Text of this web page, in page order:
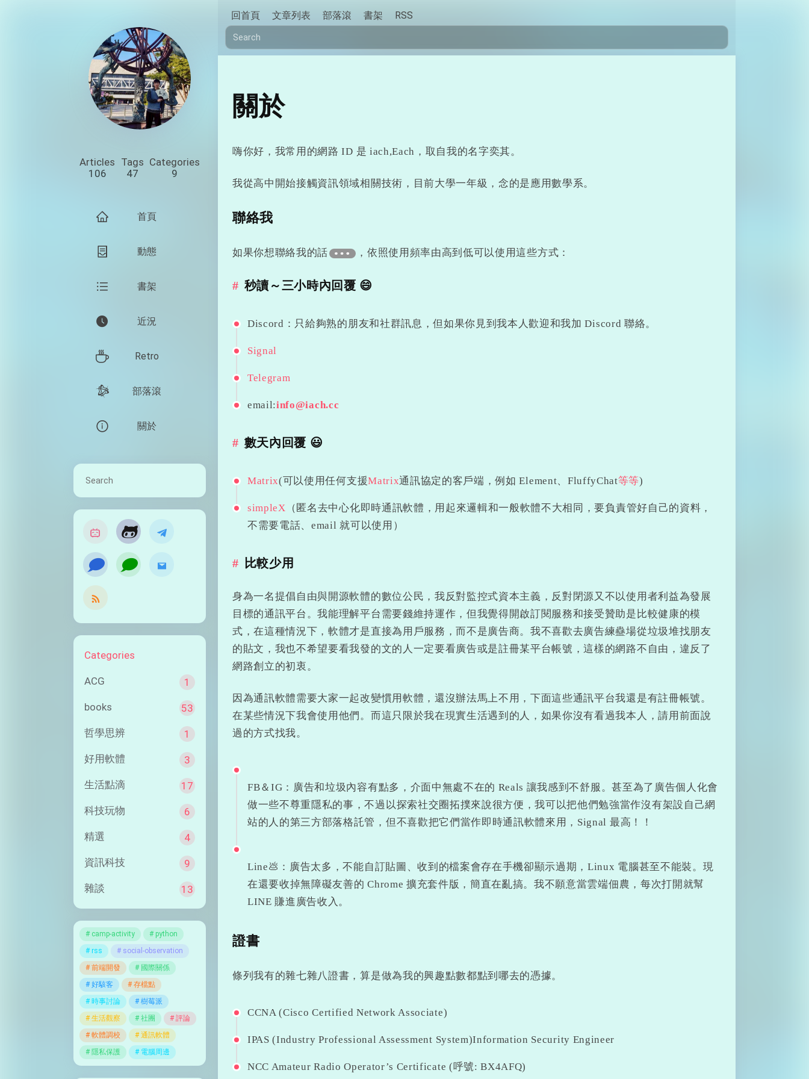
回首頁 文章列表 部落滾 書架 RSS
Articles
106
Tags
47
Categories
9
首頁
動態
書架
近況
Retro
部落滾
關於

󰭹 󰭹
Categories
ACG 1
books 53
哲學思辨 1
好用軟體 3
生活點滴 17
科技玩物 6
精選 4
資訊科技 9
雜談 13
camp-activity
python
rss
social-observation
前端開發
國際關係
好駭客
存檔點
時事討論
樹莓派
生活觀察
社團
評論
軟體調校
通訊軟體
隱私保護
電腦周邊
關於
嗨你好，我常用的網路 ID 是 iach,Each，取自我的名字奕其。
我從高中開始接觸資訊領域相關技術，目前大學一年級，念的是應用數學系。
聯絡我
如果你想聯絡我的話 ，依照使用頻率由高到低可以使用這些方式：
秒讀～三小時內回覆 😄
Discord：只給夠熟的朋友和社群訊息，但如果你見到我本人歡迎和我加 Discord 聯絡。
Signal
Telegram
email:info@iach.cc
數天內回覆 😃
Matrix(可以使用任何支援Matrix通訊協定的客戶端，例如 Element、FluffyChat等等)
simpleX （匿名去中心化即時通訊軟體，用起來邏輯和一般軟體不大相同，要負責管好自己的資料，
不需要電話、email 就可以使用）
比較少用
身為一名提倡自由與開源軟體的數位公民，我反對監控式資本主義，反對閉源又不以使用者利益為發展
目標的通訊平台。我能理解平台需要錢維持運作，但我覺得開啟訂閱服務和接受贊助是比較健康的模
式，在這種情況下，軟體才是直接為用戶服務，而不是廣告商。我不喜歡去廣告練蠱場從垃圾堆找朋友
的貼文，我也不希望要看我發的文的人一定要看廣告或是註冊某平台帳號，這樣的網路不自由，違反了
網路創立的初衷。
因為通訊軟體需要大家一起改變慣用軟體，還沒辦法馬上不用，下面這些通訊平台我還是有註冊帳號。
在某些情況下我會使用他們。而這只限於我在現實生活遇到的人，如果你沒有看過我本人，請用前面說
過的方式找我。
FB＆IG：廣告和垃圾內容有點多，介面中無處不在的 Reals 讓我感到不舒服。甚至為了廣告個人化會
做一些不尊重隱私的事，不過以探索社交圈拓撲來說很方便，我可以把他們勉強當作沒有架設自己網
站的人的第三方部落格託管，但不喜歡把它們當作即時通訊軟體來用，Signal 最高！！
Line💩：廣告太多，不能自訂貼圖、收到的檔案會存在手機卻顯示過期，Linux 電腦甚至不能裝。現
在還要收掉無障礙友善的 Chrome 擴充套件版，簡直在亂搞。我不願意當雲端佃農，每次打開就幫
LINE 賺進廣告收入。
證書
條列我有的雜七雜八證書，算是做為我的興趣點數都點到哪去的憑據。
CCNA (Cisco Certified Network Associate)
IPAS (Industry Professional Assessment System)Information Security Engineer
NCC Amateur Radio Operator’s Certificate (呼號: BX4AFQ)